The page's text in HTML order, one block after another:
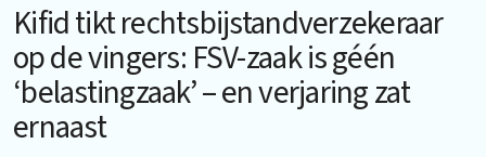
Kifid tikt rechtsbijstandverzekeraar
op de vingers: FSV-zaak is géén
‘belastingzaak’ – en verjaring zat
ernaast